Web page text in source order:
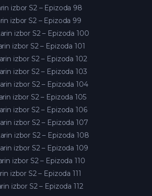
izbor S2 – Epizoda 98
izbor S2 – Epizoda 99
izbor S2 – Epizoda 100
izbor S2 – Epizoda 101
izbor S2 – Epizoda 102
izbor S2 – Epizoda 103
izbor S2 – Epizoda 104
izbor S2 – Epizoda 105
izbor S2 – Epizoda 106
izbor S2 – Epizoda 107
izbor S2 – Epizoda 108
izbor S2 – Epizoda 109
izbor S2 – Epizoda 110
izbor S2 – Epizoda 111
izbor S2 – Epizoda 112